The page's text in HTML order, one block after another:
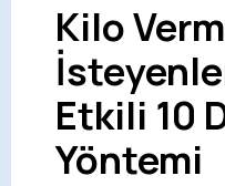
Kilo
Etkili 10
Yöntemi